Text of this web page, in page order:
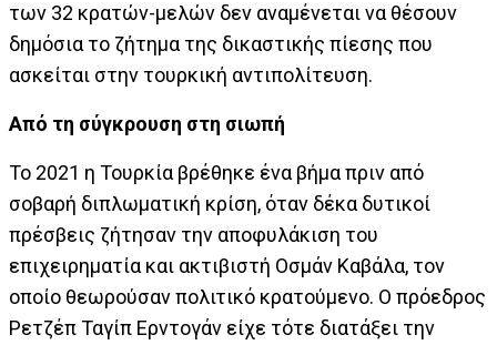
των 32 κρατών-μελών δεν αναμένεται να θέσουν
δημόσια το ζήτημα της δικαστικής πίεσης που
ασκείται στην τουρκική αντιπολίτευση.
Από τη σύγκρουση στη σιωπή
Το 2021 η Τουρκία βρέθηκε ένα βήμα πριν από
σοβαρή διπλωματική κρίση, όταν δέκα δυτικοί
πρέσβεις ζήτησαν την αποφυλάκιση του
επιχειρηματία και ακτιβιστή Οσμάν Καβάλα, τον
οποίο θεωρούσαν πολιτικό κρατούμενο. Ο πρόεδρος
Ρετζέπ Ταγίπ Ερντογάν είχε τότε διατάξει την